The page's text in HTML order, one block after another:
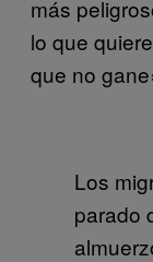
más
lo que
que no
Los
parado